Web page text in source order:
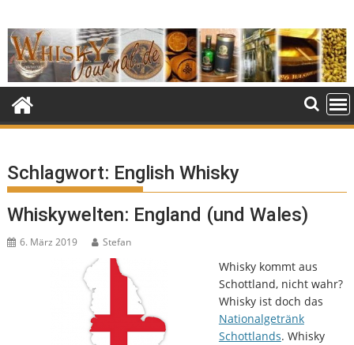
to
content
Schlagwort: English Whisky
Whiskywelten: England (und Wales)
6. März 2019 Stefan
Whisky kommt aus
Schottland, nicht wahr?
Whisky ist doch das
Nationalgetränk
Schottlands. Whisky